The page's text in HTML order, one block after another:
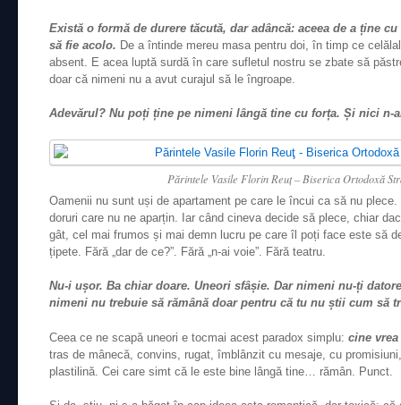
Există o formă de durere tăcută, dar adâncă: aceea de a ține
să fie acolo. De a întinde mereu masa pentru doi, în timp ce
absent. E acea luptă surdă în care sufletul nostru se zbate să
doar că nimeni nu a avut curajul să le îngroape.
Adevărul? Nu poți ține pe nimeni lângă tine cu forța. Și nici n-
Părintele Vasile Florin Reuţ – Biserica Ortodoxă
Oamenii nu sunt uși de apartament pe care le încui ca să nu
doruri care nu ne aparțin. Iar când cineva decide să plece, chiar
gât, cel mai frumos și mai demn lucru pe care îl poți face este să
țipete. Fără „dar de ce?”. Fără „n-ai voie”. Fără teatru.
Nu-i ușor. Ba chiar doare. Uneori sfâșie. Dar nimeni nu-ți
nimeni nu trebuie să rămână doar pentru că tu nu știi cum să
Ceea ce ne scapă uneori e tocmai acest paradox simplu: cine vrea
tras de mânecă, convins, rugat, îmblânzit cu mesaje, cu
plastilină. Cei care simt că le este bine lângă tine… rămân. Punct.